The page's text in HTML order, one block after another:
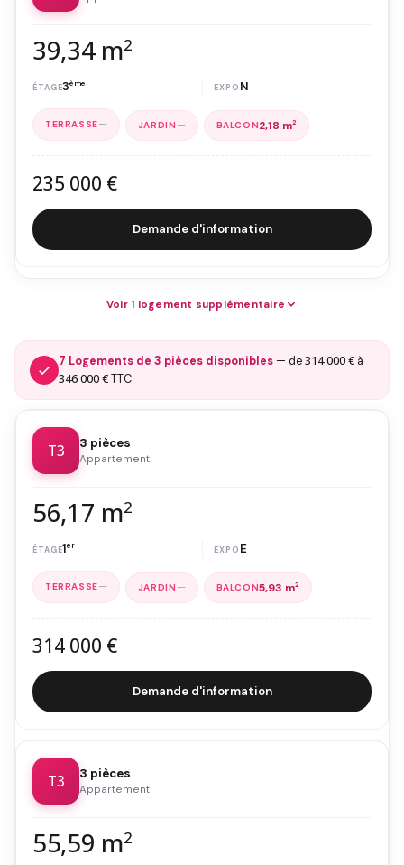
39,34 m2
3ème N
— — 2,18 m2
235 000 €
Demande d'information
Voir 1 logement supplémentaire
7 Logements de 3 pièces disponibles — de314 000 € à
346 000 €TTC
T3 3 pièces
Appartement
56,17 m2
1er E
— — 5,93 m2
314 000 €
Demande d'information
T3 3 pièces
Appartement
55,59 m2